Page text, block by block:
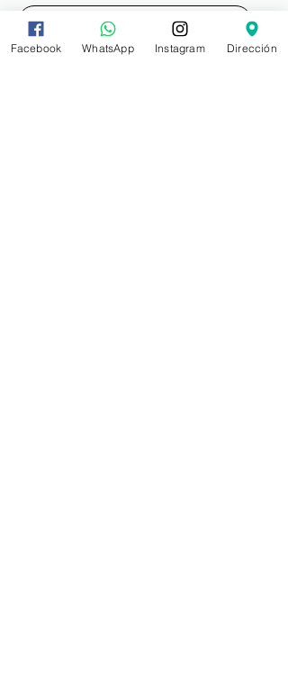
Facebook WhatsApp Instagram Dirección